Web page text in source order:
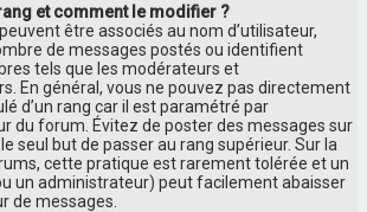
et comment le modifier ?
être associés au nom d’utilisateur,
de messages postés ou identifient
tels que les modérateurs et
En général, vous ne pouvez pas directement
d’un rang car il est paramétré par
du forum. Évitez de poster des messages sur
seul but de passer au rang supérieur. Sur la
cette pratique est rarement tolérée et un
un administrateur) peut facilement abaisser
de messages.